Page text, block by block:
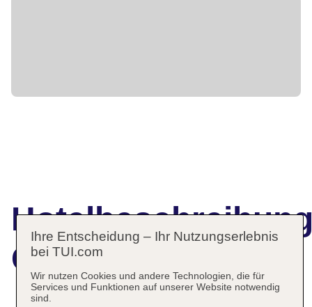
Club Alla Turca
Ihre Entscheidung – Ihr Nutzungserlebnis
bei TUI.com
Wir nutzen Cookies und andere Technologien, die für
Services und Funktionen auf unserer Website notwendig
sind.